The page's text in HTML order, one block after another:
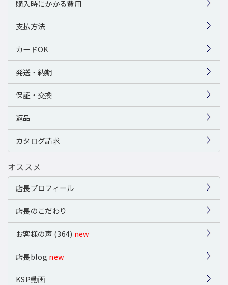
購入時にかかる費用
支払方法
カードOK
発送・納期
保証・交換
返品
カタログ請求
オススメ
店長プロフィール
店長のこだわり
お客様の声 (364) new
店長blog new
KSP動画